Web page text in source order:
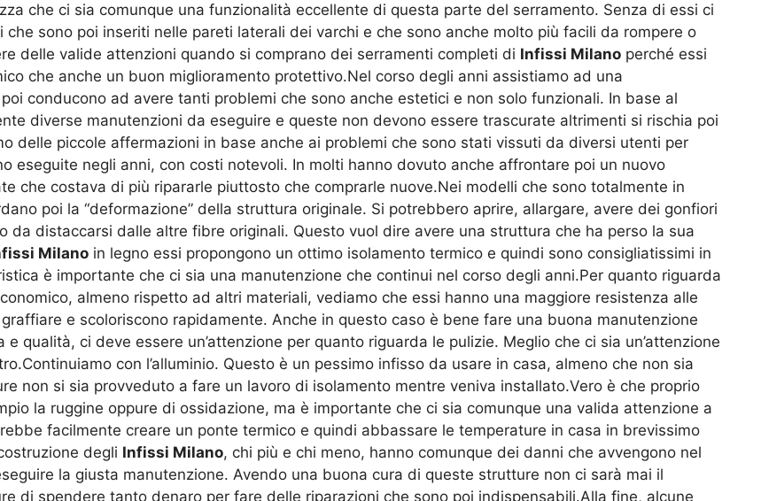
che ci sia comunque una funzionalità eccellente di questa parte del serramento. Senza di essi ci
sono poi inseriti nelle pareti laterali dei varchi e che sono anche molto più facili da rompere o
delle valide attenzioni quando si comprano dei serramenti completi di Infissi Milano perché essi
che anche un buon miglioramento protettivo.Nel corso degli anni assistiamo ad una
conducono ad avere tanti problemi che sono anche estetici e non solo funzionali. In base al
diverse manutenzioni da eseguire e queste non devono essere trascurate altrimenti si rischia poi
delle piccole affermazioni in base anche ai problemi che sono stati vissuti da diversi utenti per
eseguite negli anni, con costi notevoli. In molti hanno dovuto anche affrontare poi un nuovo
che costava di più ripararle piuttosto che comprarle nuove.Nei modelli che sono totalmente in
poi la “deformazione” della struttura originale. Si potrebbero aprire, allargare, avere dei gonfiori
distaccarsi dalle altre fibre originali. Questo vuol dire avere una struttura che ha perso la sua
Milano in legno essi propongono un ottimo isolamento termico e quindi sono consigliatissimi in
è importante che ci sia una manutenzione che continui nel corso degli anni.Per quanto riguarda
almeno rispetto ad altri materiali, vediamo che essi hanno una maggiore resistenza alle
e scoloriscono rapidamente. Anche in questo caso è bene fare una buona manutenzione
qualità, ci deve essere un’attenzione per quanto riguarda le pulizie. Meglio che ci sia un’attenzione
con l’alluminio. Questo è un pessimo infisso da usare in casa, almeno che non sia
non si sia provveduto a fare un lavoro di isolamento mentre veniva installato.Vero è che proprio
la ruggine oppure di ossidazione, ma è importante che ci sia comunque una valida attenzione a
facilmente creare un ponte termico e quindi abbassare le temperature in casa in brevissimo
degli Infissi Milano, chi più e chi meno, hanno comunque dei danni che avvengono nel
la giusta manutenzione. Avendo una buona cura di queste strutture non ci sarà mai il
di spendere tanto denaro per fare delle riparazioni che sono poi indispensabili.Alla fine, alcune